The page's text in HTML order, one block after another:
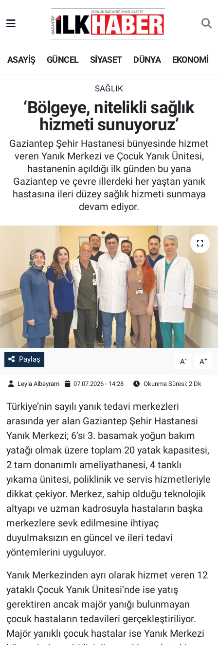
ASAYİŞ GÜNCEL SİYASET DÜNYA EKONOMİ
SAĞLIK
‘Bölgeye, nitelikli sağlık
hizmeti sunuyoruz’
Gaziantep Şehir Hastanesi bünyesinde hizmet
veren Yanık Merkezi ve Çocuk Yanık Ünitesi,
hastanenin açıldığı ilk günden bu yana
Gaziantep ve çevre illerdeki her yaştan yanık
hastasına ileri düzey sağlık hizmeti sunmaya
devam ediyor.
Paylaş A- A+
Leyla Albayram 07.07.2026 - 14:28 Okunma Süresi: 2 Dk
Türkiye’nin sayılı yanık tedavi merkezleri
arasında yer alan Gaziantep Şehir Hastanesi
Yanık Merkezi; 6’sı 3. basamak yoğun bakım
yatağı olmak üzere toplam 20 yatak kapasitesi,
2 tam donanımlı ameliyathanesi, 4 tanklı
yıkama ünitesi, poliklinik ve servis hizmetleriyle
dikkat çekiyor. Merkez, sahip olduğu teknolojik
altyapı ve uzman kadrosuyla hastaların başka
merkezlere sevk edilmesine ihtiyaç
duyulmaksızın en güncel ve ileri tedavi
yöntemlerini uyguluyor.
Yanık Merkezinden ayrı olarak hizmet veren 12
yataklı Çocuk Yanık Ünitesi’nde ise yatış
gerektiren ancak majör yanığı bulunmayan
çocuk hastaların tedavileri gerçekleştiriliyor.
Majör yanıklı çocuk hastalar ise Yanık Merkezi
EKONOMİ
SİYASET
SPOR
ASAYİŞ
EĞİTİM
KÜLTÜR - SANAT
Beyoğlu Hava Durumu
Beyoğlu Trafik Yoğunluk Haritası
Süper Lig Puan Durumu ve Fikstür
Tüm Manşetler
Haber Arşivi